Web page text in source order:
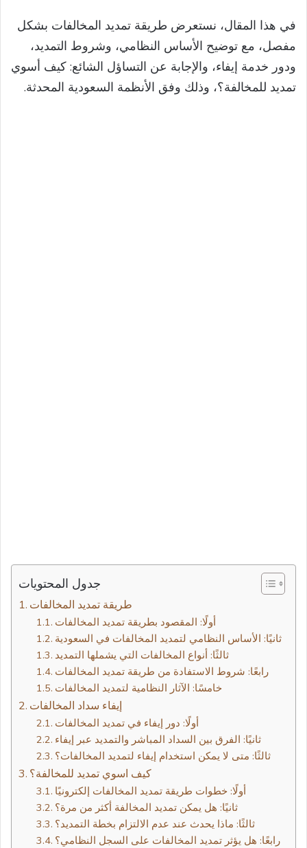
في هذا المقال، نستعرض طريقة تمديد المخالفات بشكل
مفصل، مع توضيح الأساس النظامي، وشروط التمديد،
ودور خدمة إيفاء، والإجابة عن التساؤل الشائع: كيف أسوي
تمديد للمخالفة؟، وذلك وفق الأنظمة السعودية المحدثة.
جدول المحتويات
أولًا: المقصود بطريقة تمديد المخالفات
ثانيًا: الأساس النظامي لتمديد المخالفات في السعودية
ثالثًا: أنواع المخالفات التي يشملها التمديد
رابعًا: شروط الاستفادة من طريقة تمديد المخالفات
خامسًا: الآثار النظامية لتمديد المخالفات
إيفاء سداد المخالفات
أولًا: دور إيفاء في تمديد المخالفات
ثانيًا: الفرق بين السداد المباشر والتمديد عبر إيفاء
ثالثًا: متى لا يمكن استخدام إيفاء لتمديد المخالفات؟
كيف اسوي تمديد للمخالفة؟
أولًا: خطوات طريقة تمديد المخالفات إلكترونيًا
ثانيًا: هل يمكن تمديد المخالفة أكثر من مرة؟
ثالثًا: ماذا يحدث عند عدم الالتزام بخطة التمديد؟
رابعًا: هل يؤثر تمديد المخالفات على السجل النظامي؟